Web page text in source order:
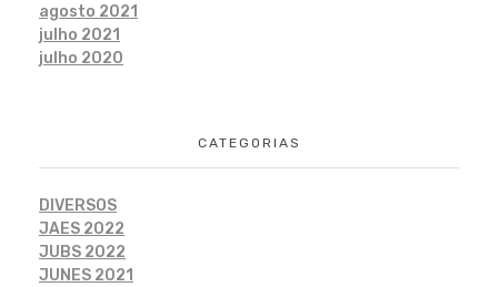
agosto 2021
julho 2021
julho 2020
CATEGORIAS
DIVERSOS
JAES 2022
JUBS 2022
JUNES 2021